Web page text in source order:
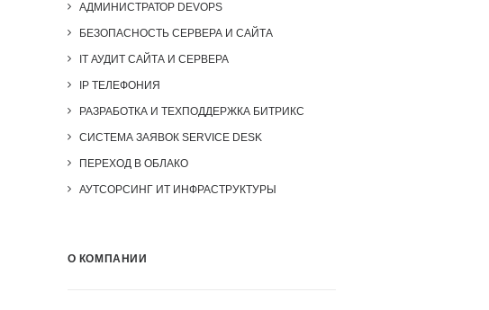
АДМИНИСТРАТОР DEVOPS
БЕЗОПАСНОСТЬ СЕРВЕРА И САЙТА
IT АУДИТ САЙТА И СЕРВЕРА
IP ТЕЛЕФОНИЯ
РАЗРАБОТКА И ТЕХПОДДЕРЖКА БИТРИКС
СИСТЕМА ЗАЯВОК SERVICE DESK
ПЕРЕХОД В ОБЛАКО
АУТСОРСИНГ ИТ ИНФРАСТРУКТУРЫ
О КОМПАНИИ